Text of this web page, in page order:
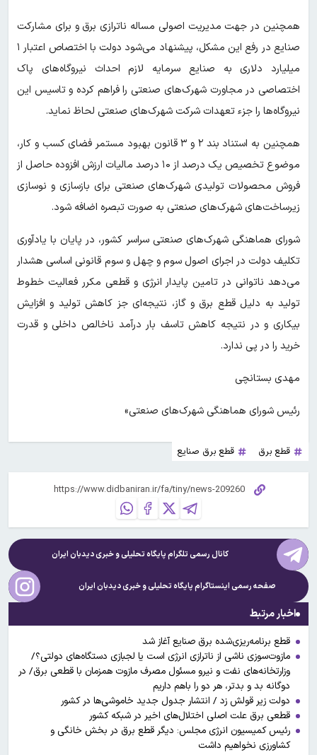
همچنین در جهت مدیریت اصولی مساله ناترازی برق و برای مشارکت
صنایع در رفع این مشکل، پیشنهاد می‌شود دولت با اختصاص اعتبار ۱
میلیارد دلاری به صنایع سرمایه لازم احداث نیروگاه‌های پاک
اختصاصی در مجاورت شهرک‌های صنعتی را فراهم کرده و تاسیس این
نیروگاه‌ها را جزء تعهدات شرکت شهرک‌های صنعتی لحاظ نماید.
همچنین به استناد بند ۲ و ۳ قانون بهبود مستمر فضای کسب و کار،
موضوع تخصیص یک درصد از ۱۰ درصد مالیات ارزش افزوده حاصل از
فروش محصولات تولیدی شهرک‌های صنعتی برای بازسازی و نوسازی
زیرساخت‌های شهرک‌های صنعتی به صورت تبصره اضافه شود.
شورای هماهنگی شهرک‌های صنعتی سراسر کشور، در پایان با یادآوری
تکلیف دولت در اجرای اصول سوم و چهل و سوم قانونی اساسی هشدار
می‌دهد ناتوانی در تامین پایدار انرژی و قطعی مکرر فعالیت خطوط
تولید به دلیل قطع برق و گاز، نتیجه‌ای جز کاهش تولید و افزایش
بیکاری و در نتیجه کاهش تاسف بار درآمد ناخالص داخلی و قدرت
خرید را در پی ندارد.
مهدی بستانچی
رئیس شورای هماهنگی شهرک‌های صنعتی»
قطع برق قطع برق صنایع
کانال رسمی تلگرام پایگاه تحلیلی و خبریدیدبان ایران
صفحه رسمی اینستاگرام پایگاه تحلیلی و خبریدیدبان ایران
اخبار مرتبط
قطع برنامه‌ریزی‌شده برق صنایع آغاز شد
مازوت‌سوزی ناشی از ناترازی انرژی است یا لجبازی دستگاه‌های دولتی؟/
وزارتخانه‌های نفت و نیرو مسئول مصرف مازوت همزمان با قطعی برق/ در
دوگانه بد و بدتر، هر دو را باهم داریم
دولت زیر قولش زد / انتشار جدول جدید خاموشی‌ها در کشور
قطعی برق علت اصلی اختلال‌های اخیر در شبکه کشور
رئیس کمیسیون انرژی مجلس: دیگر قطع برق در بخش خانگی و
کشاورزی نخواهیم داشت